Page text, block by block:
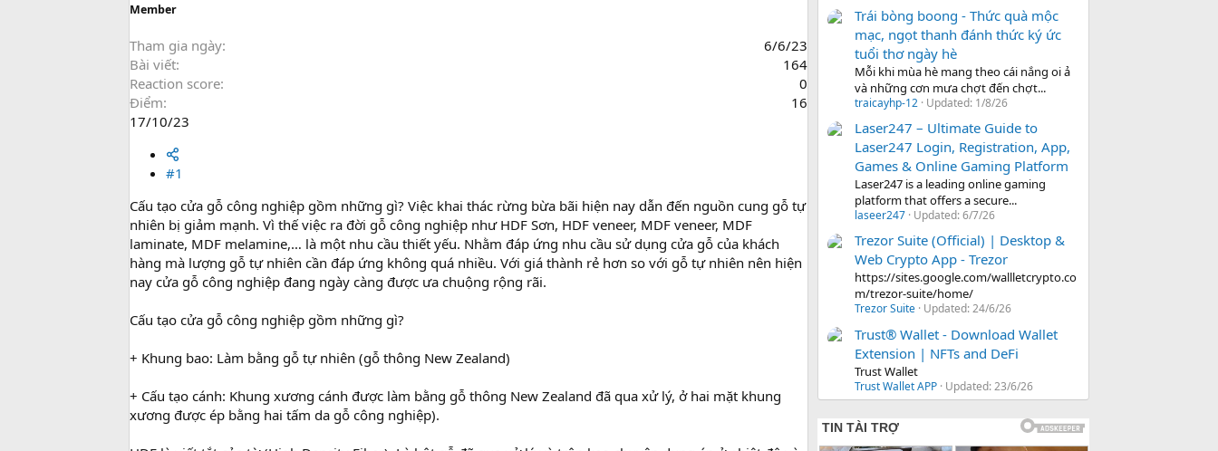
e
Member
Tham gia ngày
6/6/23
Bài viết
164
Reaction score
0
Điểm
16
17/10/23
#1
Cấu tạo cửa gỗ công nghiệp gồm những gì? Việc khai thác rừng bừa bãi hiện nay dẫn đến nguồn cung gỗ tự
nhiên bị giảm mạnh. Vì thế việc ra đời gỗ công nghiệp như HDF Sơn, HDF veneer, MDF veneer, MDF
laminate, MDF melamine,… là một nhu cầu thiết yếu. Nhằm đáp ứng nhu cầu sử dụng cửa gỗ của khách
hàng mà lượng gỗ tự nhiên cần đáp ứng không quá nhiều. Với giá thành rẻ hơn so với gỗ tự nhiên nên hiện
nay cửa gỗ công nghiệp đang ngày càng được ưa chuộng rộng rãi.
Cấu tạo cửa gỗ công nghiệp gồm những gì?
+ Khung bao: Làm bằng gỗ tự nhiên (gỗ thông New Zealand)
+ Cấu tạo cánh: Khung xương cánh được làm bằng gỗ thông New Zealand đã qua xử lý, ở hai mặt khung
xương được ép bằng hai tấm da gỗ công nghiệp).
Trái bòng boong - Thức quà mộc
mạc, ngọt thanh đánh thức ký ức
tuổi thơ ngày hè
Mỗi khi mùa hè mang theo cái nắng oi ả
và những cơn mưa chợt đến chợt...
traicayhp-12 Updated: 1/8/26
Laser247 – Ultimate Guide to
Laser247 Login, Registration, App,
Games & Online Gaming Platform
Laser247 is a leading online gaming
platform that offers a secure...
laseer247 Updated:6/7/26
Trezor Suite (Official) | Desktop &
Web Crypto App - Trezor
https://sites.google.com/wallletcrypto.co
m/trezor-suite/home/
Trezor Suite Updated:24/6/26
Trust® Wallet - Download Wallet
Extension | NFTs and DeFi
Trust Wallet
Trust Wallet APP Updated:23/6/26